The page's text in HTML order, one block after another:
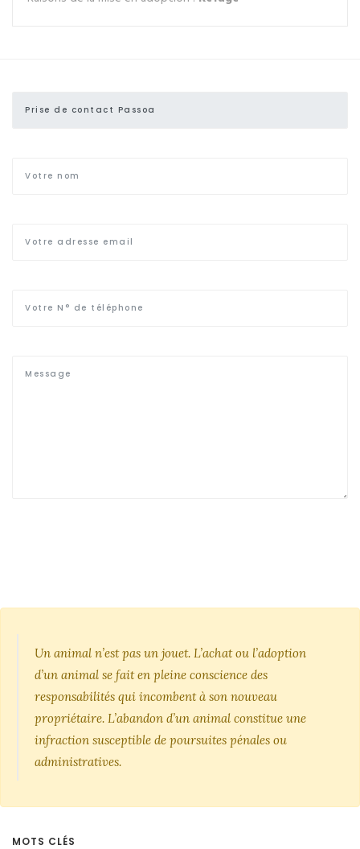
Un animal n’est pas un jouet. L’achat ou l’adoption
d’un animal se fait en pleine conscience des
responsabilités qui incombent à son nouveau
propriétaire. L’abandon d’un animal constitue une
infraction susceptible de poursuites pénales ou
administratives.
MOTS CLÉS